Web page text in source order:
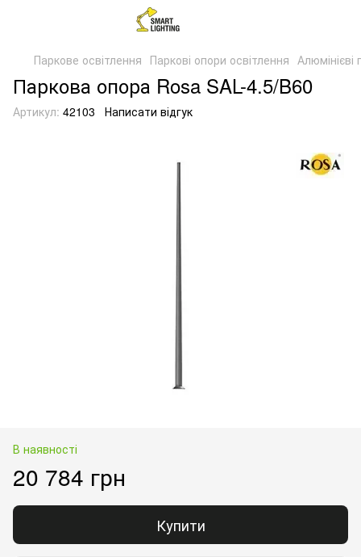
Паркове освітлення Паркові опори освітлення Алюмінієві
Паркова опора Rosa SAL-4.5/B60
Артикул: 42103 Написати відгук
В наявності
20 784 грн
Купити